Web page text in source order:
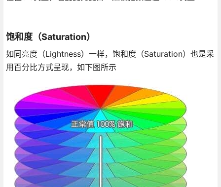
饱和度（Saturation）
如同亮度（Lightness）一样，饱和度（Saturation）也是采
用百分比方式呈现，如下图所示